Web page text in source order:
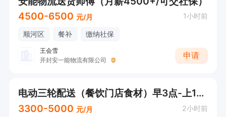
4500-6500 元/月 1小时前
顺河区 餐补 缴纳社保
王会雪
开封安一能物流有限公司
申请
电动三轮配送（餐饮门店食材）早3点-上10点前
3300-5000 元/月 2小时前